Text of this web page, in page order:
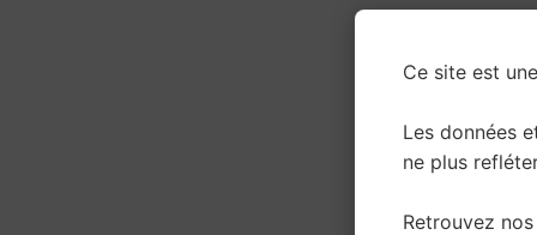
Ce site est
Les données
ne plus
Retrouvez